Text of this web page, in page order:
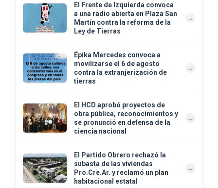
El Frente de Izquierda convoca
a una radio abierta en Plaza San
Martín contra la reforma de la
Ley de Tierras
Épika Mercedes convoca a
movilizarse el 6 de agosto
contra la extranjerización de
tierras
El HCD aprobó proyectos de
obra pública, reconocimientos y
se pronunció en defensa de la
ciencia nacional
El Partido Obrero rechazó la
subasta de las viviendas
Pro.Cre.Ar. y reclamó un plan
habitacional estatal